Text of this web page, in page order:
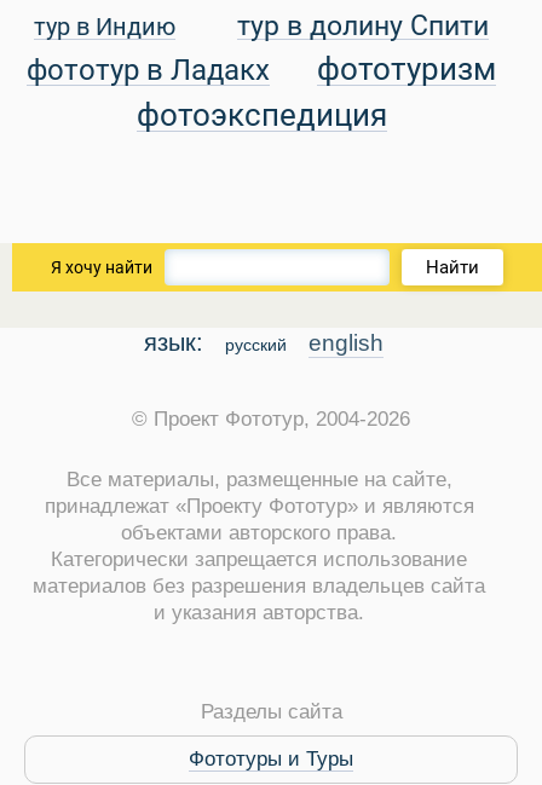
Виза в Индию
тур в Индию тур в долину Спити
фототур в Ладакх
фототуризм
фотоэкспедиция
Я хочу найти Найти
язык: русский english
© Проект Фототур, 2004-2026
Все материалы, размещенные на сайте,
принадлежат «Проекту Фототур» и являются
объектами авторского права.
Категорически запрещается использование
материалов без разрешения владельцев сайта
и указания авторства.
Разделы сайта
Фототуры и Туры